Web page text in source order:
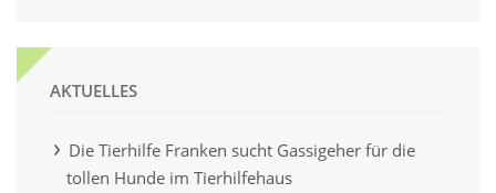
AKTUELLES
Die Tierhilfe Franken sucht Gassigeher für die
tollen Hunde im Tierhilfehaus